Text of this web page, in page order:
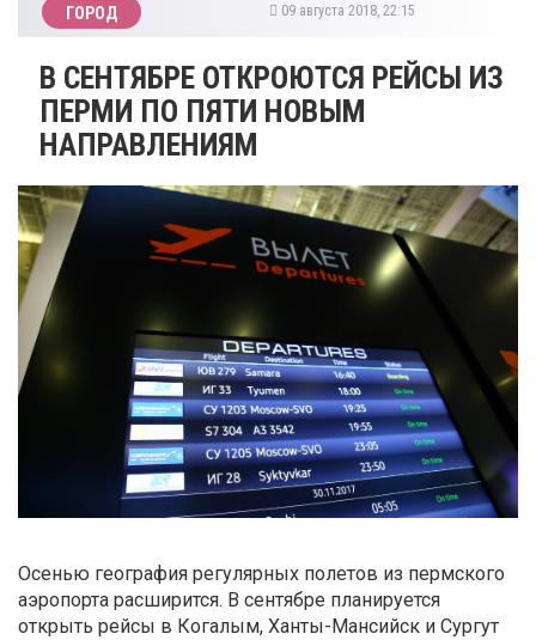
ГОРОД 09 августа 2018, 22:15
В СЕНТЯБРЕ ОТКРОЮТСЯ РЕЙСЫ ИЗ
ПЕРМИ ПО ПЯТИ НОВЫМ
НАПРАВЛЕНИЯМ
Осенью география регулярных полетов из пермского
аэропорта расширится. В сентябре планируется
открыть рейсы в Когалым, Ханты-Мансийск и Сургут